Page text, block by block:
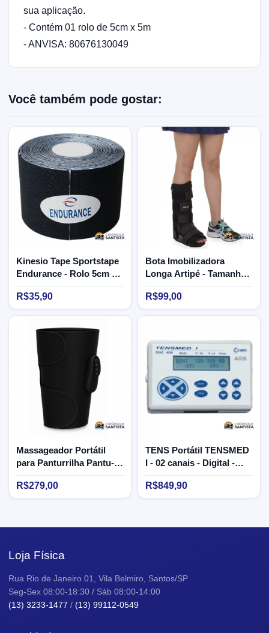
sua aplicação.
- Contém 01 rolo de 5cm x 5m
- ANVISA: 80676130049
Você também pode gostar:
Kinesio Tape Sportstape
Endurance - Rolo 5cm x
5m (preto)
R$35,90
Bota Imobilizadora
Longa Artipé - Tamanho
M
R$99,00
Massageador Portátil
para Panturrilha Pantu-
Massager - Supermedy
R$279,00
TENS Portátil TENSMED
I - 02 canais - Digital -
Bivolt
R$849,90
Loja Física
Rua Rio de Janeiro 01, Vila Belmiro, Santos/SP
Seg-Sex 08:00-18:30 / Sáb 08:00-14:00
(13) 3233-1477 / (13) 99112-0549